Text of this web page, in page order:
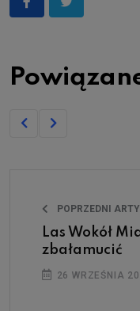
POPRZEDNI
Las Wokół
zbałamucić
26 WRZEŚNIA